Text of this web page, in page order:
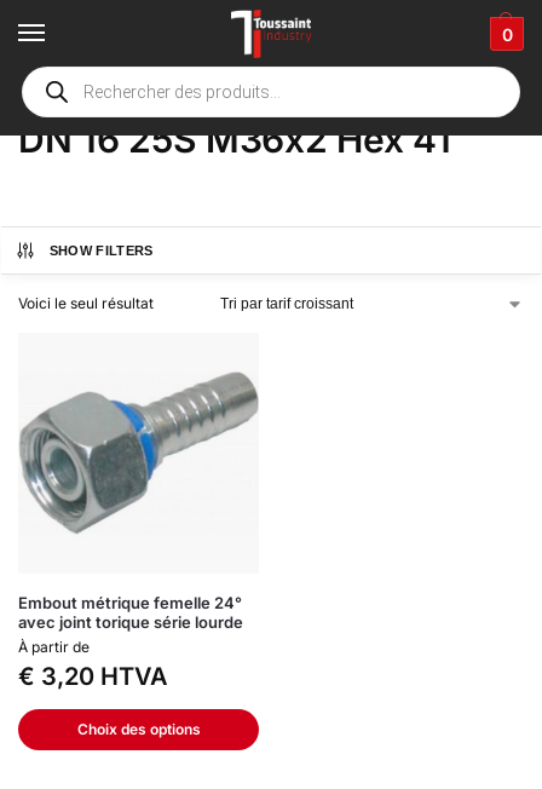
0
Accueil boutique / Product Options
DN 16 25S M36x2 Hex 41
SHOW FILTERS
Voici le seul résultat
Embout métrique femelle 24°
avec joint torique série lourde
À partir de
€ 3,20 HTVA
Choix des options